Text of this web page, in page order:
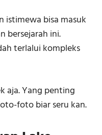
istimewa bisa masuk
bersejarah ini.
terlalui kompleks
aja. Yang penting
foto biar seru kan.